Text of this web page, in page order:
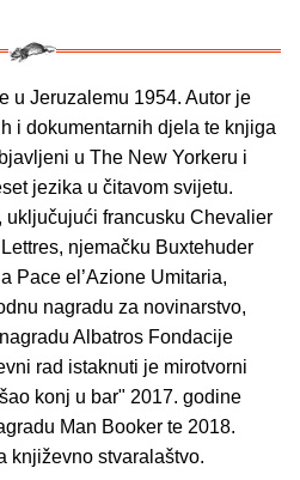
u Jeruzalemu 1954. Autor je
i dokumentarnih djela te knjiga
u The New Yorkeru i
jezika u čitavom svijetu.
uključujući francusku Chevalier
njemačku Buxtehuder
Pace el’Azione Umitaria,
nagradu za novinarstvo,
Albatros Fondacije
rad istaknuti je mirotvorni
konj u bar" 2017. godine
Man Booker te 2018.
književno stvaralaštvo.